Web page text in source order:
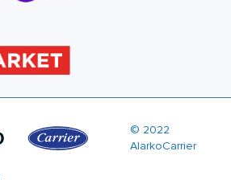
© 2022
AlarkoCarrier